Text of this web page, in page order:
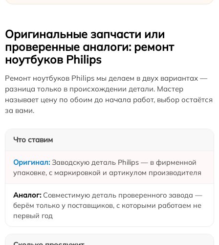
Оригинальные запчасти или
проверенные аналоги: ремонт
ноутбуков Philips
Ремонт ноутбуков Philips мы делаем в двух вариантах —
разница только в происхождении детали. Мастер
называет цену по обоим до начала работ, выбор остаётся
за вами.
Что ставим
Заводскую деталь Philips — в фирменной
упаковке, с маркировкой и артикулом производителя
Совместимую деталь проверенного завода —
берём только у поставщиков, с которыми работаем не
первый год